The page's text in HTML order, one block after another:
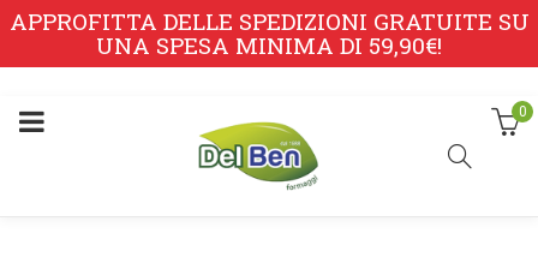
APPROFITTA DELLE SPEDIZIONI GRATUITE SU
UNA SPESA MINIMA DI 59,90€!
0